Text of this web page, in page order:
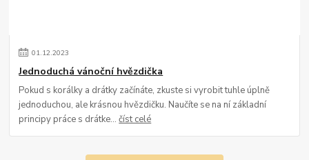
01.12.2023
Jednoduchá vánoční hvězdička
Pokud s korálky a drátky začínáte, zkuste si vyrobit tuhle úplně
jednoduchou, ale krásnou hvězdičku. Naučíte se na ní základní
principy práce s drátke...číst celé